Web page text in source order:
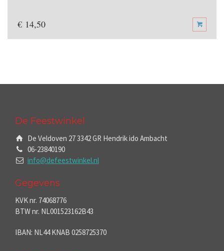
€ 14,50
De Feestwinkel
De Veldoven 27 3342 GR Hendrik ido Ambacht
06-23840190
info@defeestwinkel.nl
Gegevens
KVK nr. 74068776
BTW nr. NL001523162B43
IBAN: NL44 KNAB 0258725370